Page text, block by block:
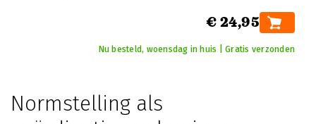
€ 24,95
Nu besteld, woensdag in huis | Gratis verzonden
Normstelling als